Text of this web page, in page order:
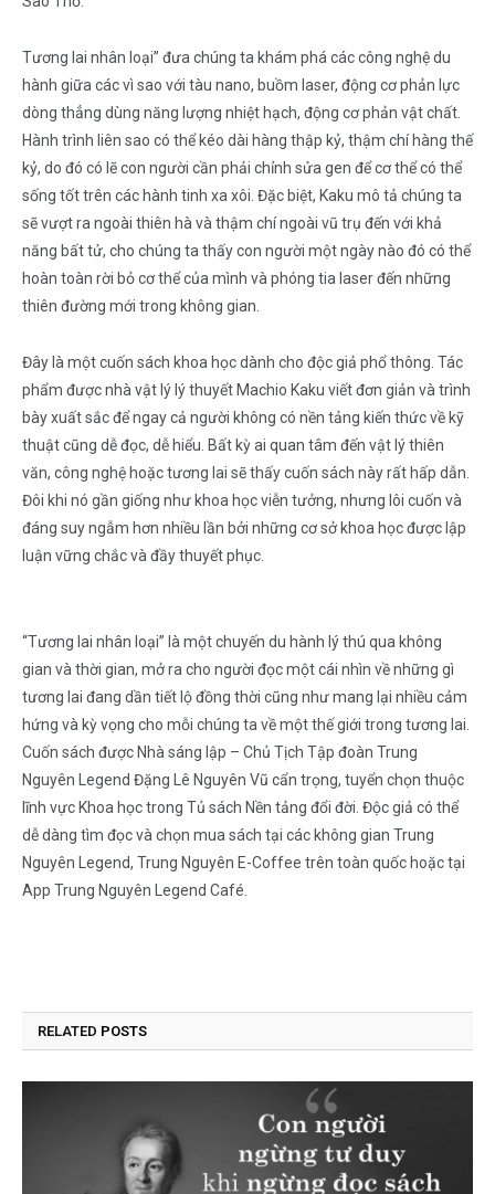
Tương lai nhân loại” đưa chúng ta khám phá các công nghệ du
hành giữa các vì sao với tàu nano, buồm laser, động cơ phản lực
dòng thẳng dùng năng lượng nhiệt hạch, động cơ phản vật chất.
Hành trình liên sao có thể kéo dài hàng thập kỷ, thậm chí hàng thế
kỷ, do đó có lẽ con người cần phải chỉnh sửa gen để cơ thể có thể
sống tốt trên các hành tinh xa xôi. Đặc biệt, Kaku mô tả chúng ta
sẽ vượt ra ngoài thiên hà và thậm chí ngoài vũ trụ đến với khả
năng bất tử, cho chúng ta thấy con người một ngày nào đó có thể
hoàn toàn rời bỏ cơ thể của mình và phóng tia laser đến những
thiên đường mới trong không gian.
Đây là một cuốn sách khoa học dành cho độc giả phổ thông. Tác
phẩm được nhà vật lý lý thuyết Machio Kaku viết đơn giản và trình
bày xuất sắc để ngay cả người không có nền tảng kiến thức về kỹ
thuật cũng dễ đọc, dễ hiểu. Bất kỳ ai quan tâm đến vật lý thiên
văn, công nghệ hoặc tương lai sẽ thấy cuốn sách này rất hấp dẫn.
Đôi khi nó gần giống như khoa học viễn tưởng, nhưng lôi cuốn và
đáng suy ngẫm hơn nhiều lần bởi những cơ sở khoa học được lập
luận vững chắc và đầy thuyết phục.
“Tương lai nhân loại” là một chuyến du hành lý thú qua không
gian và thời gian, mở ra cho người đọc một cái nhìn về những gì
tương lai đang dần tiết lộ đồng thời cũng như mang lại nhiều cảm
hứng và kỳ vọng cho mỗi chúng ta về một thế giới trong tương lai.
Cuốn sách được Nhà sáng lập – Chủ Tịch Tập đoàn Trung
Nguyên Legend Đặng Lê Nguyên Vũ cẩn trọng, tuyển chọn thuộc
lĩnh vực Khoa học trong Tủ sách Nền tảng đổi đời. Độc giả có thể
dễ dàng tìm đọc và chọn mua sách tại các không gian Trung
Nguyên Legend, Trung Nguyên E-Coffee trên toàn quốc hoặc tại
App Trung Nguyên Legend Café.
RELATED POSTS